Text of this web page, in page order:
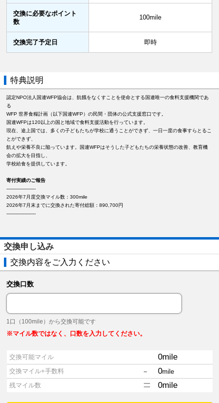
交換に必要なポイント
数
100mile
交換完了予定日 即時
特典説明
認定NPO法人国連WFP協会は、飢餓をなくすことを使命とする国連唯一の食料支援機関であ
る
WFP 世界食糧計画（以下国連WFP）の民間・団体の公式支援窓口です。
国連WFPは120以上の国と地域で食料支援活動を行っています。
現在、途上国では、多くの子どもたちが学校に通うことができず、一日一度の食事すらとるこ
とができず、
飢えや栄養不良に陥っています。国連WFPはそうした子どもたちの栄養状態の改善、教育機
会の拡大を目指し、
学校給食を提供しています。
寄付実績のご報告
--------------------
2026年7月度交換マイル数：300mile
2026年7月末までに交換された寄付総額：890,700円
--------------------
交換申し込み
交換内容をご入力ください
交換口数
1口（100mile）から交換可能です
※マイル数ではなく、口数を入力してください。
交換可能マイル 0mile
交換マイル+手数料 - 0mile
残マイル数
= 0mile